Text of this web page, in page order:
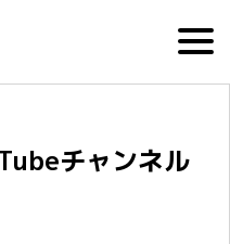
チャンネル